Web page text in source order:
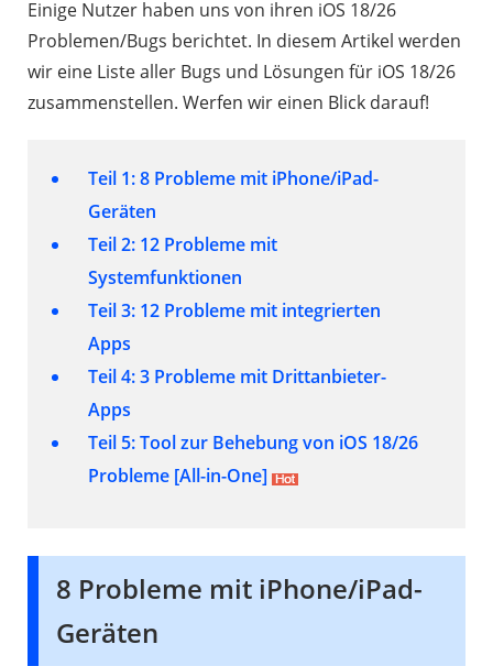
Einige Nutzer haben uns von ihren iOS 18/26
Problemen/Bugs berichtet. In diesem Artikel werden
wir eine Liste aller Bugs und Lösungen für iOS 18/26
zusammenstellen. Werfen wir einen Blick darauf!
Teil 1: 8 Probleme mit iPhone/iPad-
Geräten
Teil 2: 12 Probleme mit
Systemfunktionen
Teil 3: 12 Probleme mit integrierten
Apps
Teil 4: 3 Probleme mit Drittanbieter-
Apps
Teil 5: Tool zur Behebung von iOS 18/26
Probleme [All-in-One]
8 Probleme mit iPhone/iPad-
Geräten